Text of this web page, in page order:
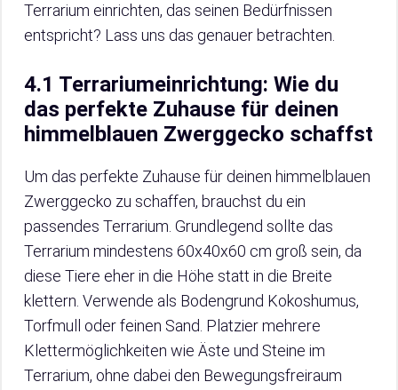
Terrarium einrichten, das seinen Bedürfnissen
entspricht? Lass uns das genauer betrachten.
4.1 Terrariumeinrichtung: Wie du
das perfekte Zuhause für deinen
himmelblauen Zwerggecko schaffst
Um das perfekte Zuhause für deinen himmelblauen
Zwerggecko zu schaffen, brauchst du ein
passendes Terrarium. Grundlegend sollte das
Terrarium mindestens 60x40x60 cm groß sein, da
diese Tiere eher in die Höhe statt in die Breite
klettern. Verwende als Bodengrund Kokoshumus,
Torfmull oder feinen Sand. Platzier mehrere
Klettermöglichkeiten wie Äste und Steine im
Terrarium, ohne dabei den Bewegungsfreiraum